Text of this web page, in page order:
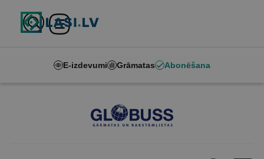
E-izdevumi Grāmatas Abonēšana